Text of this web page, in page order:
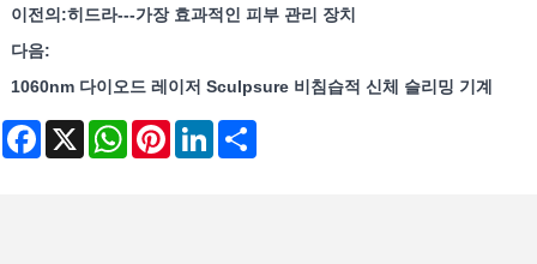
이전의:히드라---가장 효과적인 피부 관리 장치
다음:
1060nm 다이오드 레이저 Sculpsure 비침습적 신체 슬리밍 기계
Facebook
X WhatsAppPinterestLinkedIn